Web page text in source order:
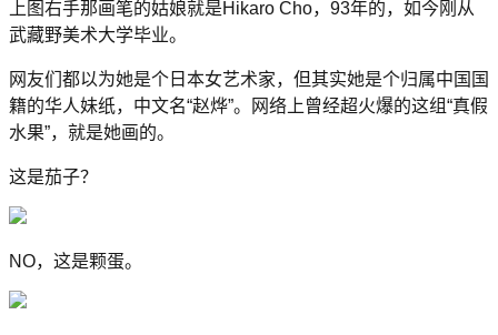
上图右手那画笔的姑娘就是Hikaro Cho，93年的，如今刚从
武藏野美术大学毕业。
网友们都以为她是个日本女艺术家，但其实她是个归属中国国
籍的华人妹纸，中文名“赵烨”。网络上曾经超火爆的这组“真假
水果”，就是她画的。
这是茄子？
NO，这是颗蛋。